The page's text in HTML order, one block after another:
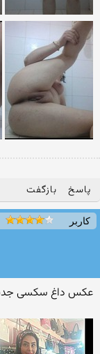
پاسخ بازگفت
کاربر
عکس داغ سکسی جدید